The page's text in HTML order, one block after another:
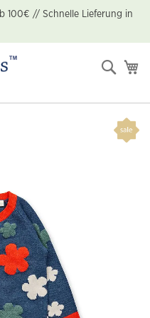
100€ // Schnelle Lieferung in
Suche